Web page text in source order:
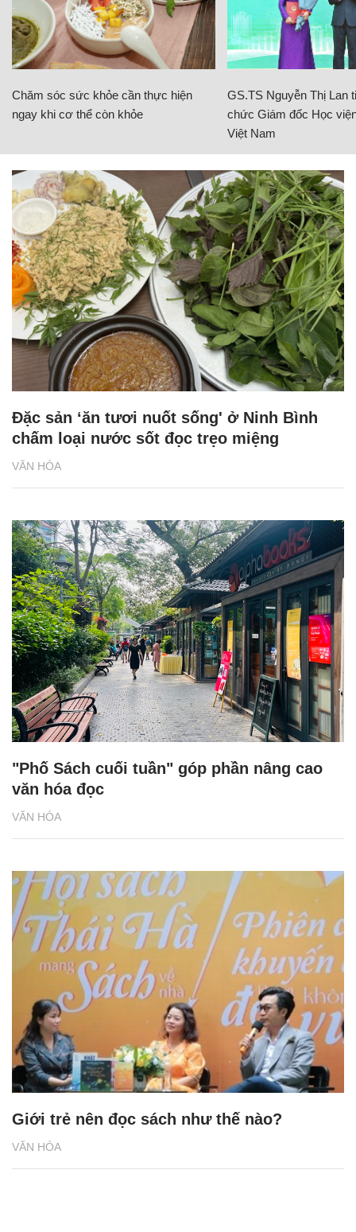
Chăm sóc sức khỏe cần thực hiện
ngay khi cơ thể còn khỏe
GS.TS Nguyễn Thị Lan
chức Giám đốc Học
Việt Nam
VĂN HÓA
Đặc sản ‘ăn tươi nuốt sống' ở Ninh Bình
chấm loại nước sốt đọc trẹo miệng
VĂN HÓA
"Phố Sách cuối tuần" góp phần nâng cao
văn hóa đọc
VĂN HÓA
Giới trẻ nên đọc sách như thế nào?